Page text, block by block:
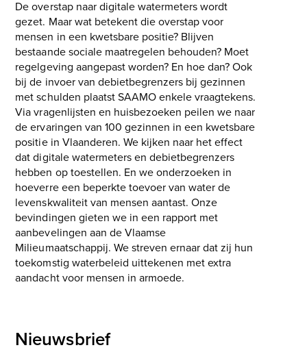
De overstap naar digitale watermeters wordt
gezet. Maar wat betekent die overstap voor
mensen in een kwetsbare positie? Blijven
bestaande sociale maatregelen behouden? Moet
regelgeving aangepast worden? En hoe dan? Ook
bij de invoer van debietbegrenzers bij gezinnen
met schulden plaatst SAAMO enkele vraagtekens.
Via vragenlijsten en huisbezoeken peilen we naar
de ervaringen van 100 gezinnen in een kwetsbare
positie in Vlaanderen. We kijken naar het effect
dat digitale watermeters en debietbegrenzers
hebben op toestellen. En we onderzoeken in
hoeverre een beperkte toevoer van water de
levenskwaliteit van mensen aantast. Onze
bevindingen gieten we in een rapport met
aanbevelingen aan de Vlaamse
Milieumaatschappij. We streven ernaar dat zij hun
toekomstig waterbeleid uittekenen met extra
aandacht voor mensen in armoede.
Nieuwsbrief